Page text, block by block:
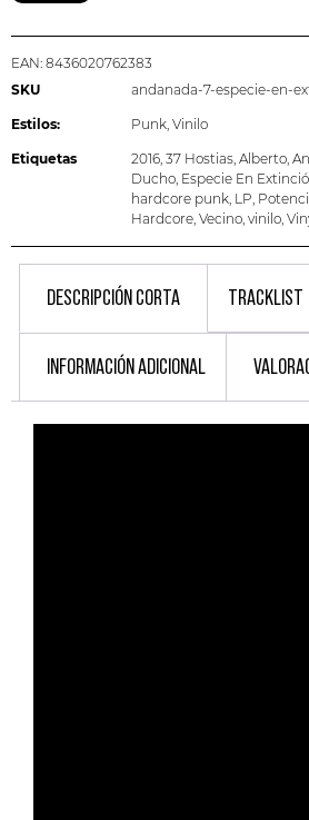
EAN: 8436020762383
SKU
andanada-7-especie-en-
Estilos: Punk, Vinilo
Etiquetas 2016, 37 Hostias, Alberto,
Ducho, Especie En
hardcore punk, LP,
Hardcore, Vecino, vinilo,
DESCRIPCIÓN CORTA TRACKLIST
INFORMACIÓN ADICIONAL